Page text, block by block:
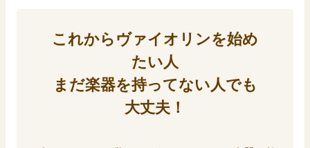
これからヴァイオリンを始め
たい人
まだ楽器を持ってない人でも
大丈夫！